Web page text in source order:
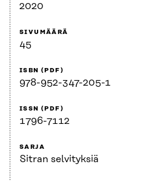
2020
SIVUMÄÄRÄ
45
ISBN (PDF)
978-952-347-205-1
ISSN (PDF)
1796-7112
SARJA
Sitran selvityksiä